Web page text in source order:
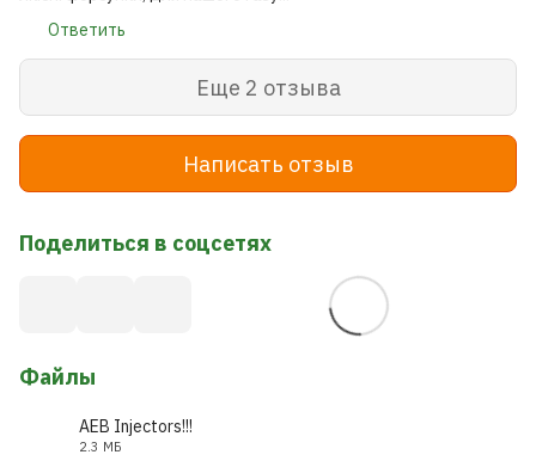
Ответить
Еще 2 отзыва
Написать отзыв
Поделиться в соцсетях
Файлы
AEB Injectors!!!
2.3 МБ